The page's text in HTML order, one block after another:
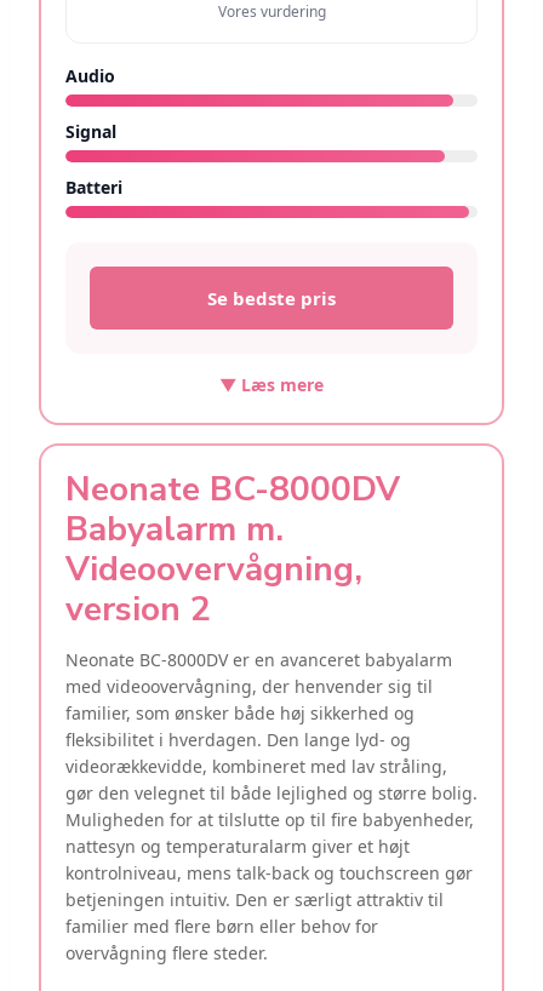
Vores vurdering
Audio
Signal
Batteri
Se bedste pris
▼ Læs mere
Neonate BC-8000DV
Babyalarm m.
Videoovervågning,
version 2
Neonate BC-8000DV er en avanceret babyalarm
med videoovervågning, der henvender sig til
familier, som ønsker både høj sikkerhed og
fleksibilitet i hverdagen. Den lange lyd- og
videorækkevidde, kombineret med lav stråling,
gør den velegnet til både lejlighed og større bolig.
Muligheden for at tilslutte op til fire babyenheder,
nattesyn og temperaturalarm giver et højt
kontrolniveau, mens talk-back og touchscreen gør
betjeningen intuitiv. Den er særligt attraktiv til
familier med flere børn eller behov for
overvågning flere steder.